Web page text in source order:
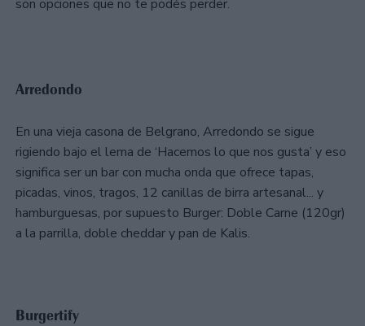
son opciones que no te podés perder.
Arredondo
En una vieja casona de Belgrano, Arredondo se sigue
rigiendo bajo el lema de ‘Hacemos lo que nos gusta’ y eso
significa ser un bar con mucha onda que ofrece tapas,
picadas, vinos, tragos, 12 canillas de birra artesanal... y
hamburguesas, por supuesto Burger: Doble Carne (120gr)
a la parrilla, doble cheddar y pan de Kalis.
Burgertify